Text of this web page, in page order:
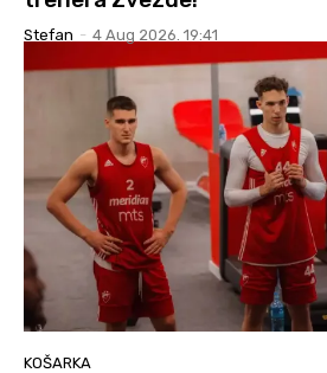
Stefan - 4 Aug 2026. 19:41
KOŠARKA